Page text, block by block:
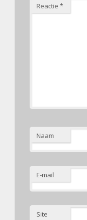
Reactie *
Naam
E-mail
Site